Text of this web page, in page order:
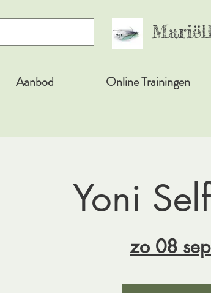
Aanbod Online Trainingen
Yoni
zo 08 sep